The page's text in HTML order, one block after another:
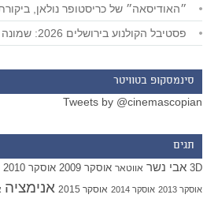
״האודיסאה״ של כריסטופר נולאן,
פסטיבל הקולנוע בירושלים 2026: שמונה או תשע המלצות
סינמסקופ בטוויטר
Tweets by @cinemascopian
תגים
3D אבי נשר אווטאר אוסקר 2009 אוסקר 2010
אוסקר 2013 אוסקר 2014 אוסקר 2015 אנימציה